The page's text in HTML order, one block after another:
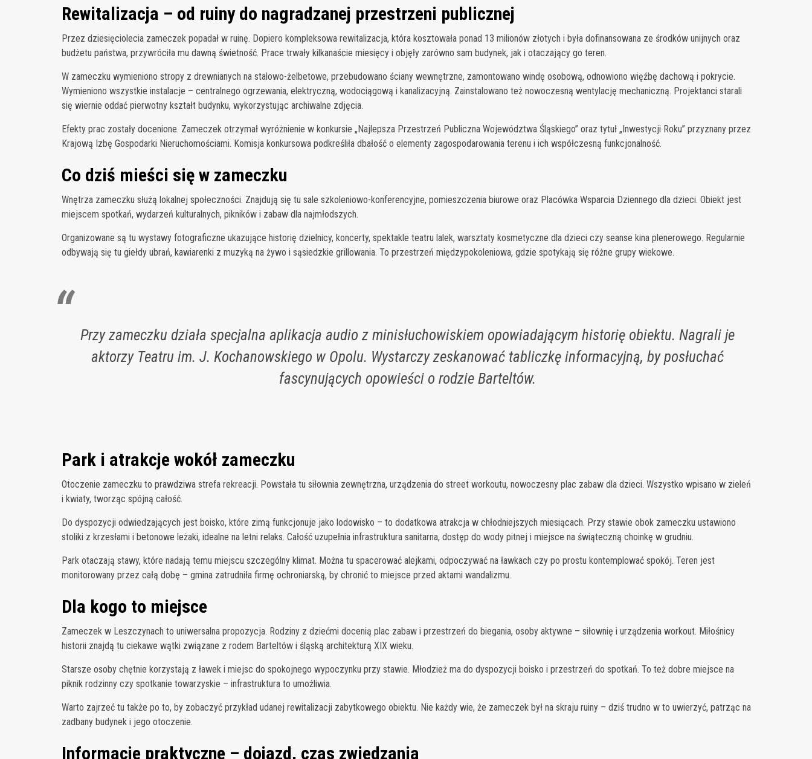
Rewitalizacja – od ruiny do nagradzanej przestrzeni publicznej
Przez dziesięciolecia zameczek popadał w ruinę. Dopiero kompleksowa rewitalizacja, która kosztowała ponad 13 milionów złotych i była dofinansowana ze środków unijnych oraz
budżetu państwa, przywróciła mu dawną świetność. Prace trwały kilkanaście miesięcy i objęły zarówno sam budynek, jak i otaczający go teren.
W zameczku wymieniono stropy z drewnianych na stalowo-żelbetowe, przebudowano ściany wewnętrzne, zamontowano windę osobową, odnowiono więźbę dachową i pokrycie.
Wymieniono wszystkie instalacje – centralnego ogrzewania, elektryczną, wodociągową i kanalizacyjną. Zainstalowano też nowoczesną wentylację mechaniczną. Projektanci starali
się wiernie oddać pierwotny kształt budynku, wykorzystując archiwalne zdjęcia.
Efekty prac zostały docenione. Zameczek otrzymał wyróżnienie w konkursie „Najlepsza Przestrzeń Publiczna Województwa Śląskiego” oraz tytuł „Inwestycji Roku” przyznany przez
Krajową Izbę Gospodarki Nieruchomościami. Komisja konkursowa podkreśliła dbałość o elementy zagospodarowania terenu i ich współczesną funkcjonalność.
Co dziś mieści się w zameczku
Wnętrza zameczku służą lokalnej społeczności. Znajdują się tu sale szkoleniowo-konferencyjne, pomieszczenia biurowe oraz Placówka Wsparcia Dziennego dla dzieci. Obiekt jest
miejscem spotkań, wydarzeń kulturalnych, pikników i zabaw dla najmłodszych.
Organizowane są tu wystawy fotograficzne ukazujące historię dzielnicy, koncerty, spektakle teatru lalek, warsztaty kosmetyczne dla dzieci czy seanse kina plenerowego. Regularnie
odbywają się tu giełdy ubrań, kawiarenki z muzyką na żywo i sąsiedzkie grillowania. To przestrzeń międzypokoleniowa, gdzie spotykają się różne grupy wiekowe.
Przy zameczku działa specjalna aplikacja audio z minisłuchowiskiem opowiadającym historię obiektu. Nagrali je
aktorzy Teatru im. J. Kochanowskiego w Opolu. Wystarczy zeskanować tabliczkę informacyjną, by posłuchać
fascynujących opowieści o rodzie Barteltów.
Park i atrakcje wokół zameczku
Otoczenie zameczku to prawdziwa strefa rekreacji. Powstała tu siłownia zewnętrzna, urządzenia do street workoutu, nowoczesny plac zabaw dla dzieci. Wszystko wpisano w zieleń
i kwiaty, tworząc spójną całość.
Do dyspozycji odwiedzających jest boisko, które zimą funkcjonuje jako lodowisko – to dodatkowa atrakcja w chłodniejszych miesiącach. Przy stawie obok zameczku ustawiono
stoliki z krzesłami i betonowe leżaki, idealne na letni relaks. Całość uzupełnia infrastruktura sanitarna, dostęp do wody pitnej i miejsce na świąteczną choinkę w grudniu.
Park otaczają stawy, które nadają temu miejscu szczególny klimat. Można tu spacerować alejkami, odpoczywać na ławkach czy po prostu kontemplować spokój. Teren jest
monitorowany przez całą dobę – gmina zatrudniła firmę ochroniarską, by chronić to miejsce przed aktami wandalizmu.
Dla kogo to miejsce
Zameczek w Leszczynach to uniwersalna propozycja. Rodziny z dziećmi docenią plac zabaw i przestrzeń do biegania, osoby aktywne – siłownię i urządzenia workout. Miłośnicy
historii znajdą tu ciekawe wątki związane z rodem Barteltów i śląską architekturą XIX wieku.
Starsze osoby chętnie korzystają z ławek i miejsc do spokojnego wypoczynku przy stawie. Młodzież ma do dyspozycji boisko i przestrzeń do spotkań. To też dobre miejsce na
piknik rodzinny czy spotkanie towarzyskie – infrastruktura to umożliwia.
Warto zajrzeć tu także po to, by zobaczyć przykład udanej rewitalizacji zabytkowego obiektu. Nie każdy wie, że zameczek był na skraju ruiny – dziś trudno w to uwierzyć, patrząc na
zadbany budynek i jego otoczenie.
Informacje praktyczne – dojazd, czas zwiedzania